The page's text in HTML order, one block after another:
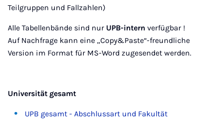
Teilgruppen und Fallzahlen)
Alle Tabellenbände sind nur UPB-intern verfügbar !
Auf Nachfrage kann eine „Copy&Paste“-freundliche
Version im Format für MS-Word zugesendet werden.
Universität gesamt
UPB gesamt - Abschlussart und Fakultät